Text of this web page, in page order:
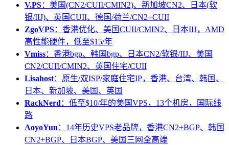
V.PS：美国(CN2/CUII/CMIN2)、新加坡CN2、日本(软
银/IIJ)、英国CUII、德国/荷兰/CN2+CUII
ZgoVPS：香港优化、美国CUII/CMIN2、日本IIJ，AMD
高性能硬件，低至$15/年
Vmiss：香港bgp、韩国bgp、日本CN2/软银/IIJ、美国
CN2/CUII/CMIN2、英国住宅/CUII
Lisahost：原生/双ISP/家庭住宅IP，香港、台湾、韩国、
日本、新加坡、美国、英国
RackNerd：低至$10/年的美国VPS，13个机房，国际线
路
AoyoYun：14年历史VPS老品牌，香港CN2+BGP、韩国
CN2+BGP、日本BGP、美国三网全高端